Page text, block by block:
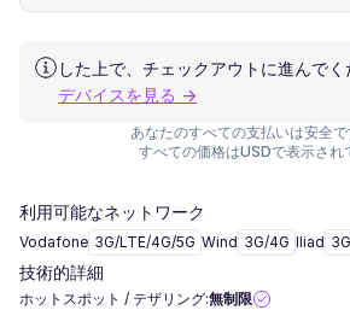
した上で、チェックアウトに進んでく
デバイスを見る →
あなたのすべての支払いは安全で
すべての価格はUSDで表示され
利用可能なネットワーク
Vodafone 3G/LTE/4G/5G Wind 3G/4G Iliad
技術的詳細
ホットスポット / テザリング:無制限